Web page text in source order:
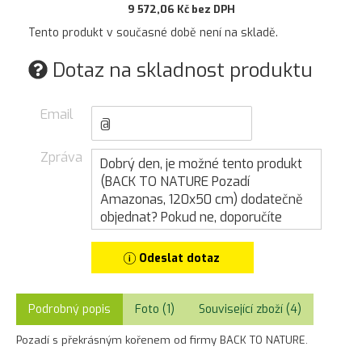
9 572,06 Kč bez DPH
Tento produkt v současné době není na skladě.
Dotaz na skladnost produktu
Email
Zpráva
Odeslat dotaz
Podrobný popis Foto (1) Související zboží (4)
Pozadí s překrásným kořenem od firmy BACK TO NATURE.